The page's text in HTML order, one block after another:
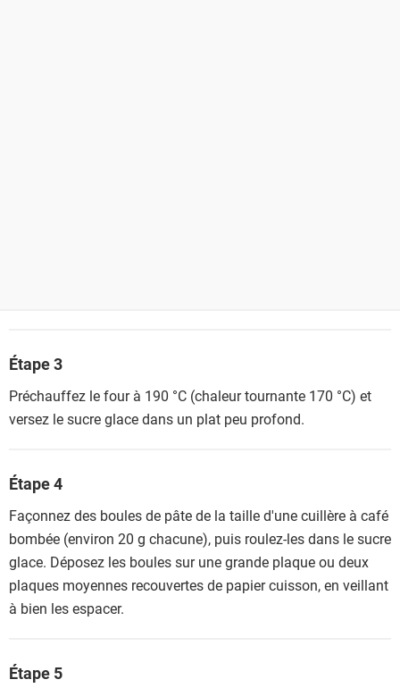
Étape 3
Préchauffez le four à 190 °C (chaleur tournante 170 °C) et
versez le sucre glace dans un plat peu profond.
Étape 4
Façonnez des boules de pâte de la taille d'une cuillère à café
bombée (environ 20 g chacune), puis roulez-les dans le sucre
glace. Déposez les boules sur une grande plaque ou deux
plaques moyennes recouvertes de papier cuisson, en veillant
à bien les espacer.
Étape 5